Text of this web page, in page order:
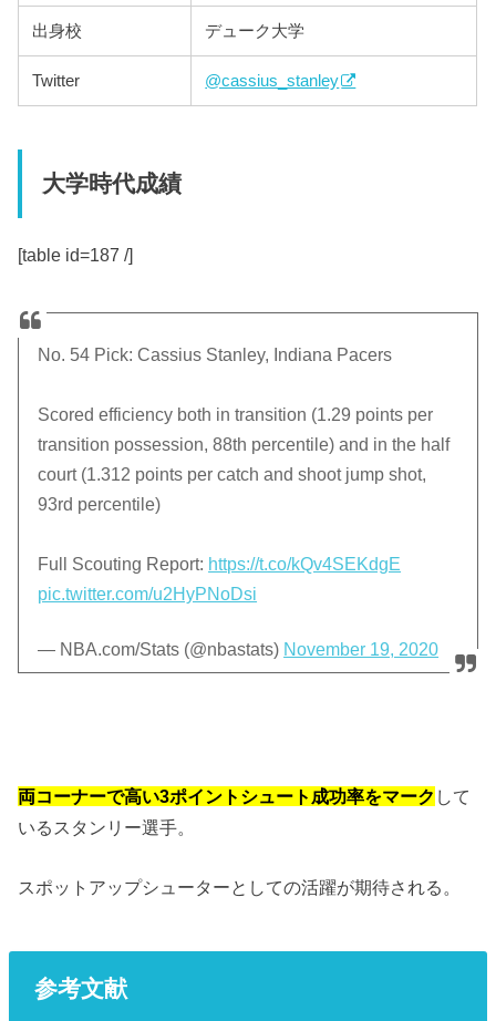
出身校 デューク大学
Twitter @cassius_stanley
大学時代成績
[table id=187 /]
No. 54 Pick: Cassius Stanley, Indiana Pacers
Scored efficiency both in transition (1.29 points per
transition possession, 88th percentile) and in the half
court (1.312 points per catch and shoot jump shot,
93rd percentile)
Full Scouting Report: https://t.co/kQv4SEKdgE
pic.twitter.com/u2HyPNoDsi
— NBA.com/Stats (@nbastats) November 19, 2020
両コーナーで高い3ポイントシュート成功率をマーク して
いるスタンリー選手。
スポットアップシューターとしての活躍が期待される。
参考文献